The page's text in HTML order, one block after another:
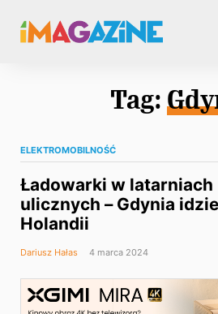
Tag:
ELEKTROMOBILNOŚĆ
Ładowarki w latarniach
ulicznych – Gdynia
Holandii
Dariusz Hałas 4 marca 2024